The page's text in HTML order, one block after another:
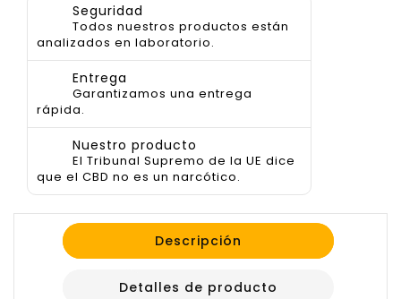
Seguridad
Todos nuestros productos están
analizados en laboratorio.
Entrega
Garantizamos una entrega
rápida.
Nuestro producto
El Tribunal Supremo de la UE dice
que el CBD no es un narcótico.
Descripción
Detalles de producto